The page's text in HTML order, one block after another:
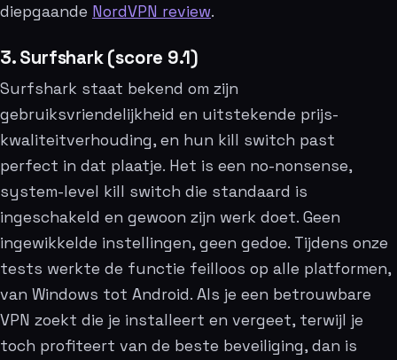
diepgaande NordVPN review.
3. Surfshark (score 9.1)
Surfshark staat bekend om zijn
gebruiksvriendelijkheid en uitstekende prijs-
kwaliteitverhouding, en hun kill switch past
perfect in dat plaatje. Het is een no-nonsense,
system-level kill switch die standaard is
ingeschakeld en gewoon zijn werk doet. Geen
ingewikkelde instellingen, geen gedoe. Tijdens onze
tests werkte de functie feilloos op alle platformen,
van Windows tot Android. Als je een betrouwbare
VPN zoekt die je installeert en vergeet, terwijl je
toch profiteert van de beste beveiliging, dan is